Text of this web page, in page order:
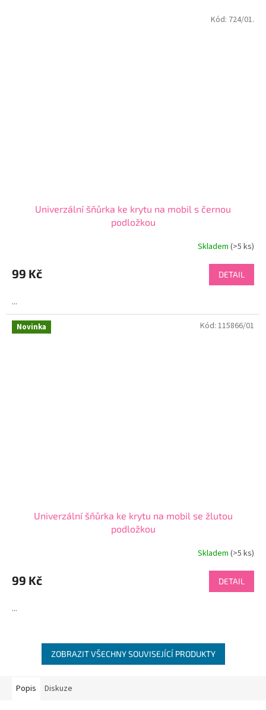
Univerzální šňůrka ke krytu na mobil s černou
podložkou
Skladem (>5 ks)
99 Kč DETAIL
...
Kód: 724/01.
Novinka
Univerzální šňůrka ke krytu na mobil se žlutou
podložkou
Skladem (>5 ks)
99 Kč DETAIL
...
Kód: 115866/01
ZOBRAZIT VŠECHNY SOUVISEJÍCÍ PRODUKTY
Popis Diskuze